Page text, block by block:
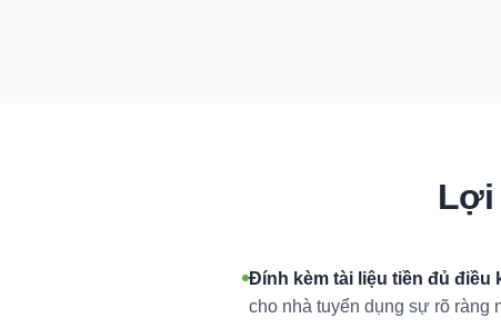
Lợi
Đính kèm tài liệu tiền đủ điều
cho nhà tuyển dụng sự rõ ràng